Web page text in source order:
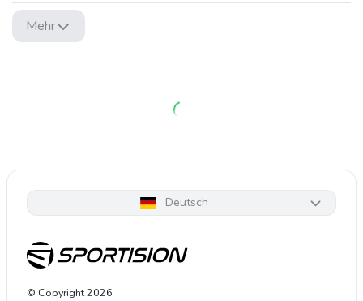
Mehr
Deutsch
© Copyright2026